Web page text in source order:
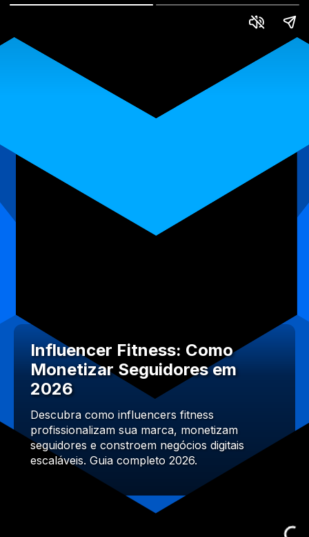
Influencer Fitness: Como
Monetizar Seguidores em
2026
Descubra como influencers fitness
profissionalizam sua marca, monetizam
seguidores e constroem negócios digitais
escaláveis. Guia completo 2026.